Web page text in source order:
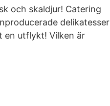
och skaldjur! Catering
delikatesser
en utflykt! Vilken är